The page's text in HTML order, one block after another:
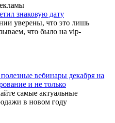
знаковую дату
уверены, что это лишь
что было на vip-
вебинары декабря на
и не только
самые актуальные
в новом году